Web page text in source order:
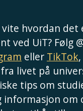
vite hvordan det
ved UiT? Følg
eller TikTok
livet på
tips om
informasjon om